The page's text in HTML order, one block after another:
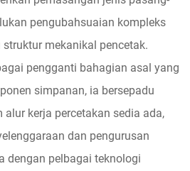
pengubahsuaian kompleks
mekanikal pencetak.
pengganti bahagian asal yang
simpanan, ia bersepadu
kerja percetakan sedia ada,
dan pengurusan
dengan pelbagai teknologi